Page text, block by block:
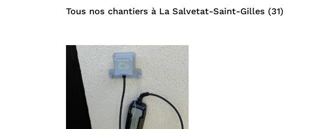
Tous nos chantiers à La Salvetat-Saint-Gilles (31)